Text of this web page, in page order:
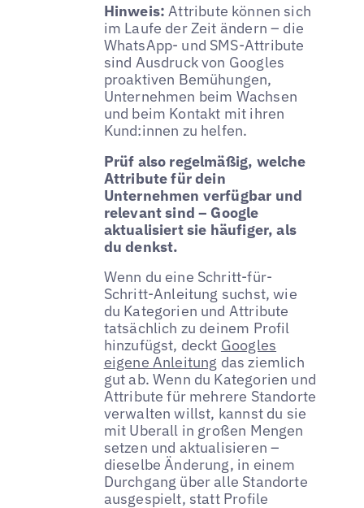
Hinweis: Attribute können sich
im Laufe der Zeit ändern – die
WhatsApp- und SMS-Attribute
sind Ausdruck von Googles
proaktiven Bemühungen,
Unternehmen beim Wachsen
und beim Kontakt mit ihren
Kund:innen zu helfen.
Prüf also regelmäßig, welche
Attribute für dein
Unternehmen verfügbar und
relevant sind – Google
aktualisiert sie häufiger, als
du denkst.
Wenn du eine Schritt-für-
Schritt-Anleitung suchst, wie
du Kategorien und Attribute
tatsächlich zu deinem Profil
hinzufügst, deckt Googles
eigene Anleitung das ziemlich
gut ab. Wenn du Kategorien und
Attribute für mehrere Standorte
verwalten willst, kannst du sie
mit Uberall in großen Mengen
setzen und aktualisieren –
dieselbe Änderung, in einem
Durchgang über alle Standorte
ausgespielt, statt Profile